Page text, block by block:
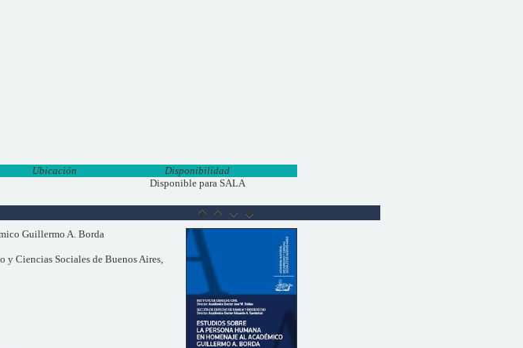
Ubicación
Disponibilidad
Disponible para SALA
Guillermo A. Borda
y Ciencias Sociales de Buenos Aires,